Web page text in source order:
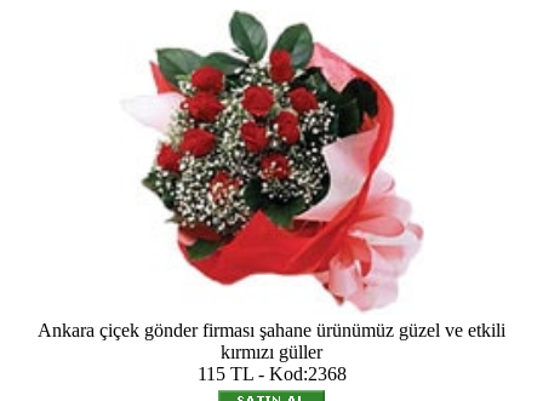
Ankara çiçek gönder firması şahane ürünümüz güzel ve etkili
kırmızı güller
115 TL - Kod:2368